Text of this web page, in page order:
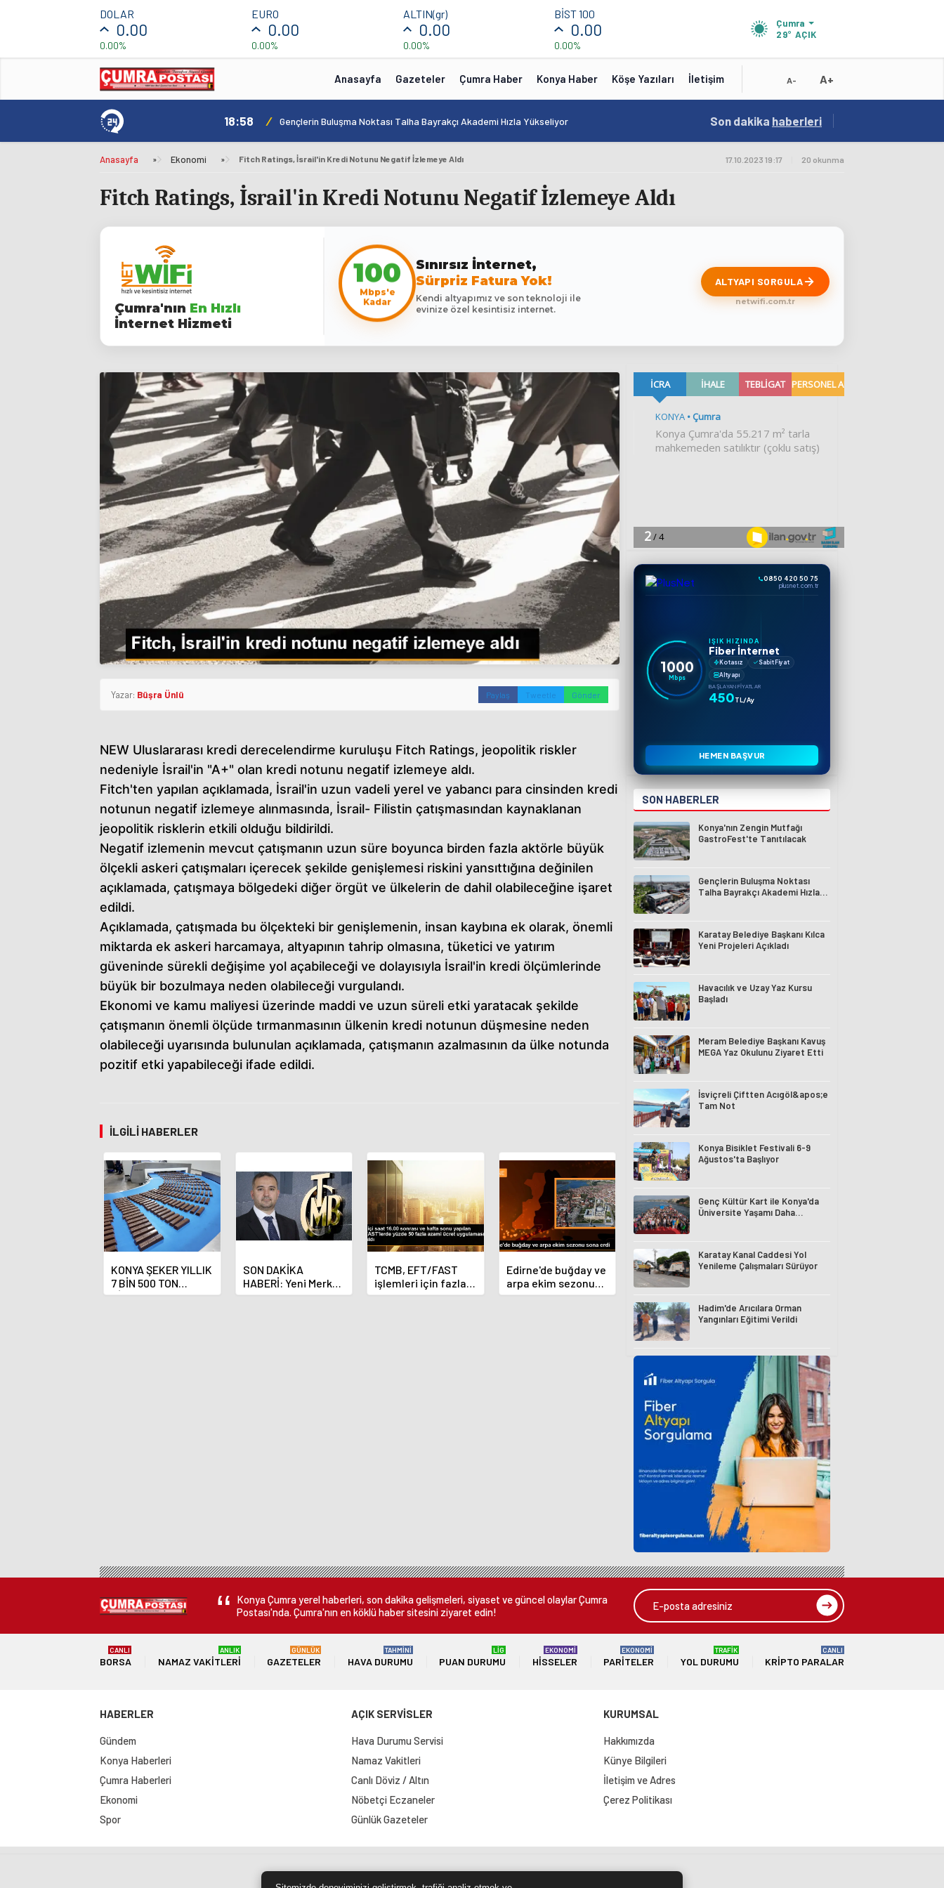
DOLAR
0.00
0.00%
EURO
0.00
0.00%
ALTIN(gr)
0.00
0.00%
BİST 100
0.00
0.00%
Çumra
29° AÇIK
Anasayfa Gazeteler Çumra Haber Konya Haber Köşe Yazıları İletişim A- A+
18:58 / Gençlerin Buluşma Noktası Talha Bayrakçı Akademi Hızla Yükseliyor 18:56 / Karatay Belediye Başkanı Kılca Yeni Projeleri
Son dakika haberleri
Anasayfa » Ekonomi » Fitch Ratings, İsrail'in Kredi Notunu Negatif İzlemeye Aldı 17.10.2023 19:17 20 okunma
Fitch Ratings, İsrail'in Kredi Notunu Negatif İzlemeye Aldı
Çumra'nın En Hızlı
İnternet Hizmeti
100
Mbps'e
Kadar
Sınırsız İnternet,
Sürpriz Fatura Yok!
Kendi altyapımız ve son teknoloji ile
evinize özel kesintisiz internet.
ALTYAPI SORGULA
netwifi.com.tr
Yazar: Büşra Ünlü Paylaş Tweetle Gönder
NEW Uluslararası kredi derecelendirme kuruluşu Fitch Ratings, jeopolitik riskler
nedeniyle İsrail'in "A+" olan kredi notunu negatif izlemeye aldı.
Fitch'ten yapılan açıklamada, İsrail'in uzun vadeli yerel ve yabancı para cinsinden kredi
notunun negatif izlemeye alınmasında, İsrail- Filistin çatışmasından kaynaklanan
jeopolitik risklerin etkili olduğu bildirildi.
Negatif izlemenin mevcut çatışmanın uzun süre boyunca birden fazla aktörle büyük
ölçekli askeri çatışmaları içerecek şekilde genişlemesi riskini yansıttığına değinilen
açıklamada, çatışmaya bölgedeki diğer örgüt ve ülkelerin de dahil olabileceğine işaret
edildi.
Açıklamada, çatışmada bu ölçekteki bir genişlemenin, insan kaybına ek olarak, önemli
miktarda ek askeri harcamaya, altyapının tahrip olmasına, tüketici ve yatırım
güveninde sürekli değişime yol açabileceği ve dolayısıyla İsrail'in kredi ölçümlerinde
büyük bir bozulmaya neden olabileceği vurgulandı.
Ekonomi ve kamu maliyesi üzerinde maddi ve uzun süreli etki yaratacak şekilde
çatışmanın önemli ölçüde tırmanmasının ülkenin kredi notunun düşmesine neden
olabileceği uyarısında bulunulan açıklamada, çatışmanın azalmasının da ülke notunda
pozitif etki yapabileceği ifade edildi.
İLGILI HABERLER
KONYA ŞEKER YILLIK
7 BİN 500 TON
ÇİKOLATALI ÜRÜN
SON DAKİKA
HABERİ: Yeni Merkez
Bankası Başkanı
TCMB, EFT/FAST
işlemleri için fazla
ücret uygulamasını
Edirne'de buğday ve
arpa ekim sezonu
sona erdi
0850 420 50 75
plusnet.com.tr
1000
Mbps
IŞIK HIZINDA
Fiber İnternet
Kotasız
Sabit Fiyat
Altyapı
BAŞLAYAN FIYATLAR
450TL/Ay
HEMEN BAŞVUR
SON HABERLER
Konya'nın Zengin Mutfağı
GastroFest'te Tanıtılacak
Gençlerin Buluşma Noktası
Talha Bayrakçı Akademi Hızla
Karatay Belediye Başkanı Kılca
Yeni Projeleri Açıkladı
Havacılık ve Uzay Yaz Kursu
Başladı
Meram Belediye Başkanı Kavuş
MEGA Yaz Okulunu Ziyaret Etti
İsviçreli Çiftten Acıgöl&apos;e
Tam Not
Konya Bisiklet Festivali 6-9
Ağustos'ta Başlıyor
Genç Kültür Kart ile Konya'da
Üniversite Yaşamı Daha
Karatay Kanal Caddesi Yol
Yenileme Çalışmaları Sürüyor
Hadim'de Arıcılara Orman
Yangınları Eğitimi Verildi
Konya Çumra yerel haberleri, son dakika gelişmeleri, siyaset ve güncel olaylar Çumra
Postası'nda. Çumra'nın en köklü haber sitesini ziyaret edin!
BORSA
CANLI
NAMAZ VAKITLERI
ANLIK
GAZETELER
GÜNLÜK
HAVA DURUMU
TAHMİNİ
PUAN DURUMU
LİG
HISSELER
EKONOMİ
PARITELER
EKONOMİ
YOL DURUMU
TRAFİK
KRIPTO PARALAR
CANLI
HABERLER
Gündem
Konya Haberleri
Çumra Haberleri
Ekonomi
Spor
AÇIK SERVİSLER
Hava Durumu Servisi
Namaz Vakitleri
Canlı Döviz / Altın
Nöbetçi Eczaneler
Günlük Gazeteler
KURUMSAL
Hakkımızda
Künye Bilgileri
İletişim ve Adres
Çerez Politikası
Site Haritası RSS Kaynağı Çumra Postası